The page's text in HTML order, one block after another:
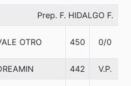
Prep. F. HIDALGO F.
OTRO 450 0/0
442 V.P.